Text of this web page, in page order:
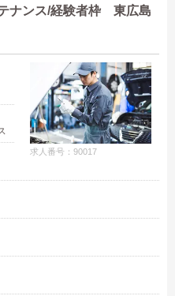
ナンス/経験者枠 東広島
求人番号：90017